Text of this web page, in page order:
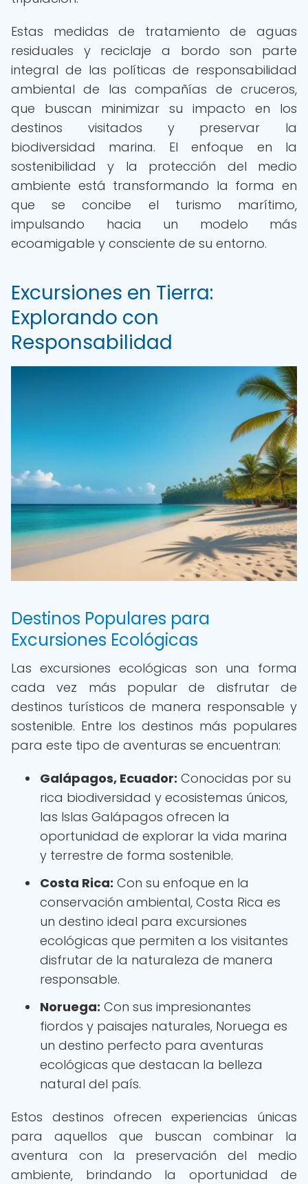
Estas medidas de tratamiento de aguas
residuales y reciclaje a bordo son parte
integral de las políticas de responsabilidad
ambiental de las compañías de cruceros,
que buscan minimizar su impacto en los
destinos visitados y preservar la
biodiversidad marina. El enfoque en la
sostenibilidad y la protección del medio
ambiente está transformando la forma en
que se concibe el turismo marítimo,
impulsando hacia un modelo más
ecoamigable y consciente de su entorno.
Excursiones en Tierra:
Explorando con
Responsabilidad
Destinos Populares para
Excursiones Ecológicas
Las excursiones ecológicas son una forma
cada vez más popular de disfrutar de
destinos turísticos de manera responsable y
sostenible. Entre los destinos más populares
para este tipo de aventuras se encuentran:
Galápagos, Ecuador: Conocidas por su
rica biodiversidad y ecosistemas únicos,
las Islas Galápagos ofrecen la
oportunidad de explorar la vida marina
y terrestre de forma sostenible.
Costa Rica: Con su enfoque en la
conservación ambiental, Costa Rica es
un destino ideal para excursiones
ecológicas que permiten a los visitantes
disfrutar de la naturaleza de manera
responsable.
Noruega: Con sus impresionantes
fiordos y paisajes naturales, Noruega es
un destino perfecto para aventuras
ecológicas que destacan la belleza
natural del país.
Estos destinos ofrecen experiencias únicas
para aquellos que buscan combinar la
aventura con la preservación del medio
ambiente, brindando la oportunidad de